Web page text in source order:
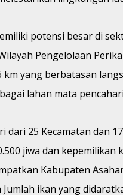
potensi besar di
Pengelolaan
yang berbatasan
lahan mata
dari 25 Kecamatan
jiwa dan
Kabupaten
ikan yang